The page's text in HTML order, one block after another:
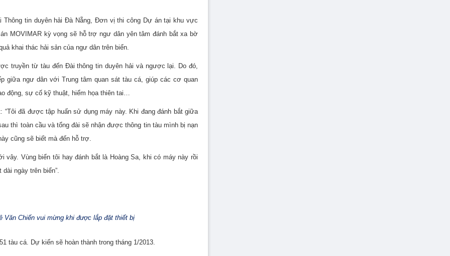
Thông tin duyên hải Đà Nẵng, Đơn vị thi công Dự án tại khu vực
MOVIMAR kỳ vọng sẽ hỗ trợ ngư dân yên tâm đánh bắt xa bờ
khai thác hải sản của ngư dân trên biển.
truyền từ tàu đến Đài thông tin duyên hải và ngược lại. Do đó,
giữa ngư dân với Trung tâm quan sát tàu cá, giúp các cơ quan
động, sự cố kỹ thuật, hiểm họa thiên tai…
“Tôi đã được tập huấn sử dụng máy này. Khi đang đánh bắt giữa
thì toàn cầu và tổng đài sẽ nhận được thông tin tàu mình bị nạn
cũng sẽ biết mà đến hỗ trợ.
vây. Vùng biển tôi hay đánh bắt là Hoàng Sa, khi có máy này rồi
ngày trên biển”.
Văn Chiến vui mừng khi được lắp đặt thiết bị
tàu cá. Dự kiến sẽ hoàn thành trong tháng 1/2013.